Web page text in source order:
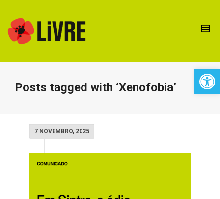
Posts tagged with ‘Xenofobia’
7 NOVEMBRO, 2025